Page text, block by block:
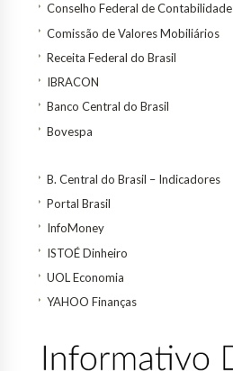
Conselho Federal de Contabilidade
Comissão de Valores Mobiliários
Receita Federal do Brasil
IBRACON
Banco Central do Brasil
Bovespa
B. Central do Brasil – Indicadores
Portal Brasil
InfoMoney
ISTOÉ Dinheiro
UOL Economia
YAHOO Finanças